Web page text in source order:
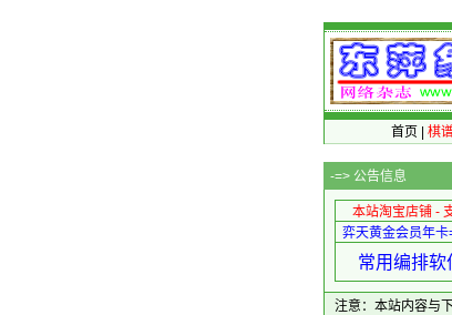
首页 棋
-=> 公告信息
本站淘宝店铺 -
弈天黄金会员年
常用编排软
注意：本站内容与